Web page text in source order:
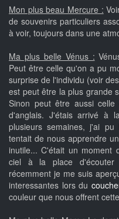
Mon plus beau Mercure :
de souvenirs particuliers
à voir, toujours dans une
Ma plus belle Vénus :
Peut être celle qu'on a pu
surprise de l'individu (voir
est peut être la plus grande
Sinon peut être aussi
d'anglais. J'étais arrivé à
plusieurs semaines, j'ai
tentait de nous apprendre
inutile... C'était un moment
ciel à la place d'écouter
récemment je me suis
interessantes lors du
couleur que nous offrent